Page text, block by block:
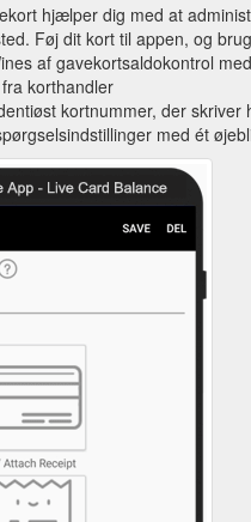
hjælper dig med at
Føj dit kort til appen, og
af gavekortsaldokontrol
korthandler
kortnummer, der skriver
med ét